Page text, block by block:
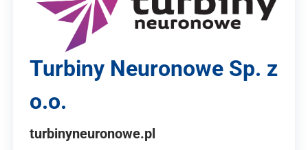
Turbiny Neuronowe Sp. z
o.o.
turbinyneuronowe.pl